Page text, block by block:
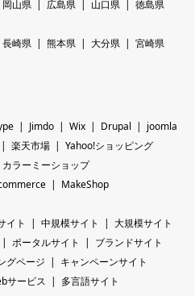
岡山県 広島県 山口県
徳島県
長崎県 熊本県 大分県
宮崎県
Jimdo Wix Drupal
joomla
楽天市場
Yahoo!ショッピング
カラーミーショップ
MakeShop
イト 中規模サイト
大規模サイト
ポータルサイト
ブランドサイト
グページ
キャンペーンサイト
サービス 多言語サイト